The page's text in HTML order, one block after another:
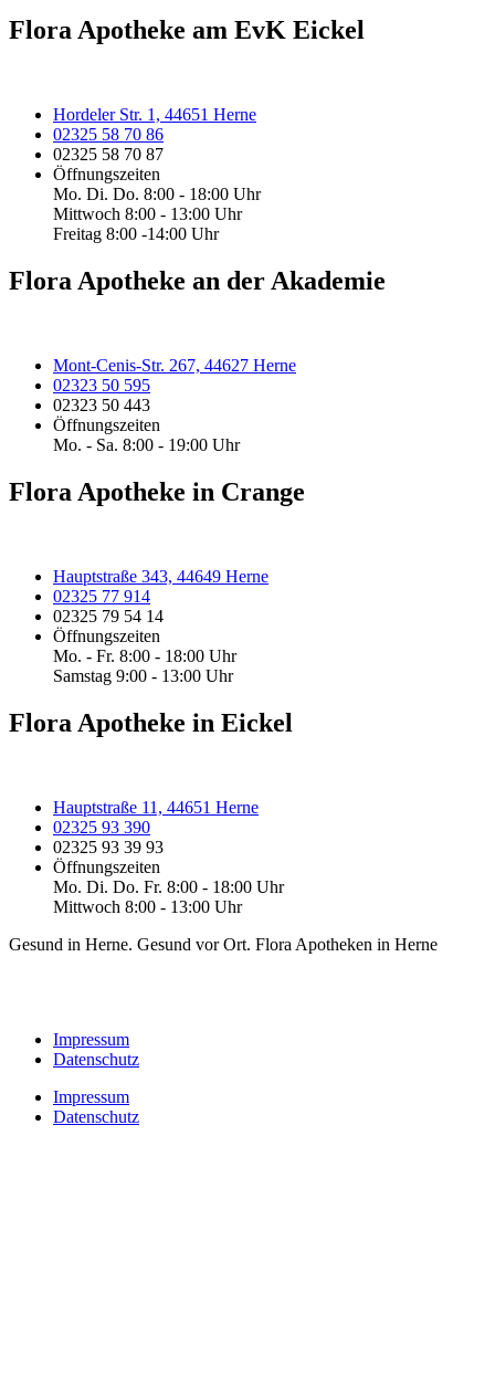
Flora Apotheke am EvK Eickel
Hordeler Str. 1, 44651 Herne
02325 58 70 86
02325 58 70 87
Öffnungszeiten
Mo. Di. Do. 8:00 - 18:00 Uhr
Mittwoch 8:00 - 13:00 Uhr
Freitag 8:00 -14:00 Uhr
Flora Apotheke an der Akademie
Mont-Cenis-Str. 267, 44627 Herne
02323 50 595
02323 50 443
Öffnungszeiten
Mo. - Sa. 8:00 - 19:00 Uhr
Flora Apotheke in Crange
Hauptstraße 343, 44649 Herne
02325 77 914
02325 79 54 14
Öffnungszeiten
Mo. - Fr. 8:00 - 18:00 Uhr
Samstag 9:00 - 13:00 Uhr
Flora Apotheke in Eickel
Hauptstraße 11, 44651 Herne
02325 93 390
02325 93 39 93
Öffnungszeiten
Mo. Di. Do. Fr. 8:00 - 18:00 Uhr
Mittwoch 8:00 - 13:00 Uhr
Gesund in Herne. Gesund vor Ort. Flora Apotheken in Herne
Impressum
Datenschutz
Impressum
Datenschutz